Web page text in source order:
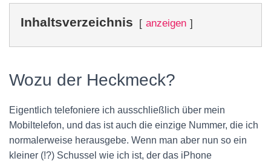
Inhaltsverzeichnis anzeigen
Wozu der Heckmeck?
Eigentlich telefoniere ich ausschließlich über mein
Mobiltelefon, und das ist auch die einzige Nummer, die ich
normalerweise herausgebe. Wenn man aber nun so ein
kleiner (!?) Schussel wie ich ist, der das iPhone